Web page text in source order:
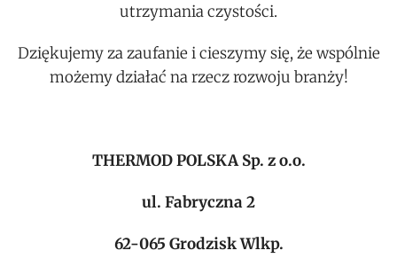
utrzymania czystości.
Dziękujemy za zaufanie i cieszymy się, że wspólnie
możemy działać na rzecz rozwoju branży!
THERMOD POLSKA Sp. z o.o.
ul. Fabryczna 2
62-065 Grodzisk Wlkp.